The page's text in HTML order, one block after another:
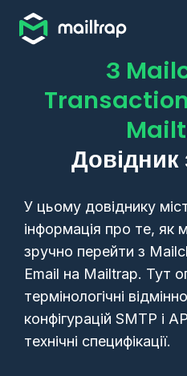
З
Довідник
У цьому довіднику
інформація про те, як
зручно перейти з
Email на Mailtrap. Тут
термінологічні
конфігурацій SMTP і
технічні специфікації.